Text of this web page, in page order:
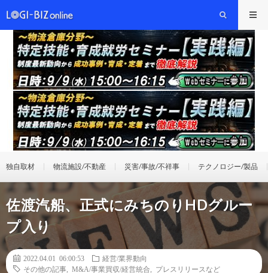
独自取材 物流施設/不動産 災害/事故/不祥事 テクノロジー/製品
佐渡汽船、正式にみちのりHDグルー
プ入り
2022.04.01 06:00:53
経営/業界動向
その他の記事
M&A/事業買収/経営統合 プレスリリースなど